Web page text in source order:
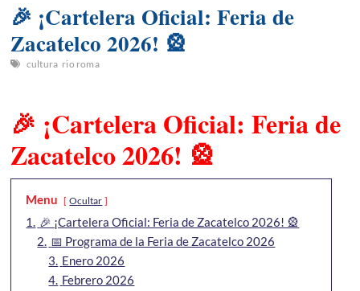
🎉 ¡Cartelera Oficial: Feria de
Zacatelco 2026! 🎡
cultura rio roma
🎉 ¡Cartelera Oficial: Feria de
Zacatelco 2026! 🎡
Menu Ocultar
1. 🎉 ¡Cartelera Oficial: Feria de Zacatelco 2026! 🎡
2. 📅 Programa de la Feria de Zacatelco 2026
3. Enero 2026
4. Febrero 2026